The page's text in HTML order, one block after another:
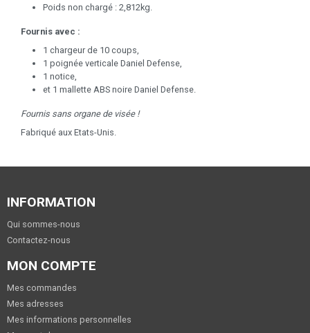
Poids non chargé : 2,812kg.
Fournis avec :
1 chargeur de 10 coups,
1 poignée verticale Daniel Defense,
1 notice,
et 1 mallette ABS noire Daniel Defense.
Fournis sans organe de visée !
Fabriqué aux Etats-Unis.
INFORMATION
Qui sommes-nous
Contactez-nous
MON COMPTE
Mes commandes
Mes adresses
Mes informations personnelles